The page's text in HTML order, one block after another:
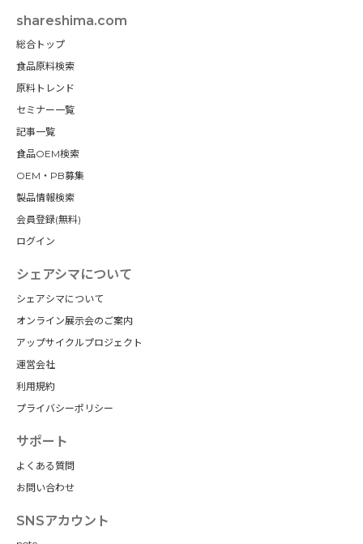
shareshima.com
総合トップ
食品原料検索
原料トレンド
セミナー一覧
記事一覧
食品OEM検索
OEM・PB募集
製品情報検索
会員登録(無料)
ログイン
シェアシマについて
シェアシマについて
オンライン展示会のご案内
アップサイクルプロジェクト
運営会社
利用規約
プライバシーポリシー
サポート
よくある質問
お問い合わせ
SNSアカウント